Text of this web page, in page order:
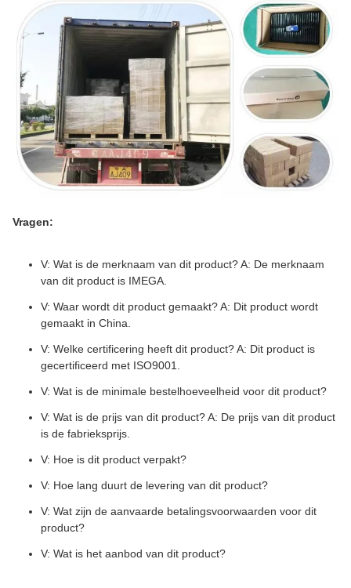
Vragen:
V: Wat is de merknaam van dit product? A: De merknaam
van dit product is IMEGA.
V: Waar wordt dit product gemaakt? A: Dit product wordt
gemaakt in China.
V: Welke certificering heeft dit product? A: Dit product is
gecertificeerd met ISO9001.
V: Wat is de minimale bestelhoeveelheid voor dit product?
V: Wat is de prijs van dit product? A: De prijs van dit product
is de fabrieksprijs.
V: Hoe is dit product verpakt?
V: Hoe lang duurt de levering van dit product?
V: Wat zijn de aanvaarde betalingsvoorwaarden voor dit
product?
V: Wat is het aanbod van dit product?